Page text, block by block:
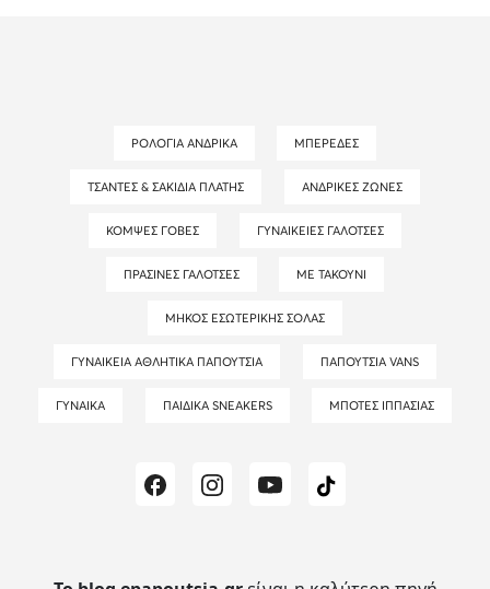
ΡΟΛΌΓΙΑ ΑΝΔΡΙΚΆ ΜΠΕΡΈΔΕΣ
ΤΣΆΝΤΕΣ & ΣΑΚΊΔΙΑ ΠΛΆΤΗΣ ΑΝΔΡΙΚΈΣ ΖΏΝΕΣ
ΚΟΜΨΈΣ ΓΌΒΕΣ ΓΥΝΑΙΚΕΊΕΣ ΓΑΛΌΤΣΕΣ
ΠΡΆΣΙΝΕΣ ΓΑΛΌΤΣΕΣ ΜΕ ΤΑΚΟΎΝΙ
ΜΉΚΟΣ ΕΣΩΤΕΡΙΚΉΣ ΣΌΛΑΣ
ΓΥΝΑΙΚΕΊΑ ΑΘΛΗΤΙΚΆ ΠΑΠΟΎΤΣΙΑ ΠΑΠΟΎΤΣΙΑ VANS
ΓΥΝΑΊΚΑ ΠΑΙΔΙΚΆ SNEAKERS ΜΠΌΤΕΣ ΙΠΠΑΣΊΑΣ